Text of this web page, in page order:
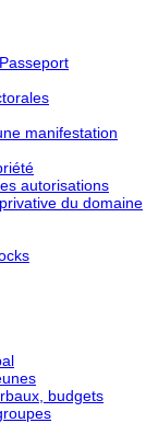
manifestation
autorisations
du domaine
budgets